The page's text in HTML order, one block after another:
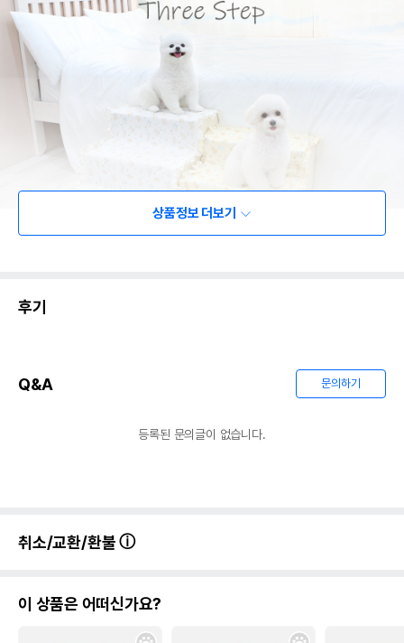
상품정보 더보기
후기
Q&A 문의하기
등록된 문의글이 없습니다.
취소/교환/환불
이 상품은 어떠신가요?